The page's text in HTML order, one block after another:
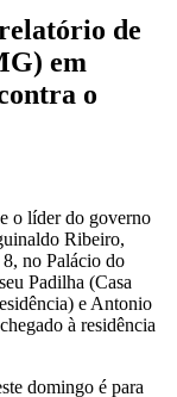
de
em
o
o líder do governo
Ribeiro,
no Palácio do
Padilha (Casa
e Antonio
à residência
domingo é para